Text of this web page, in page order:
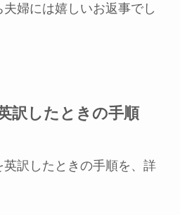
婦には嬉しいお返事でし
訳したときの手順
訳したときの手順を、詳